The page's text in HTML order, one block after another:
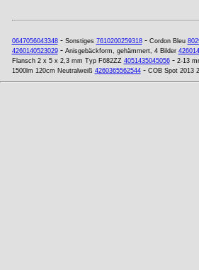
0647056043348- Sonstiges 7610200259318- Cordon Bleu
4260140523029- Anisgebäckform, gehämmert, 4 Bilder
Flansch 2 x 5 x 2,3 mm Typ F682ZZ 4051435045056- 2-13
1500lm 120cm Neutralweiß 4260365562544- COB Spot 2013